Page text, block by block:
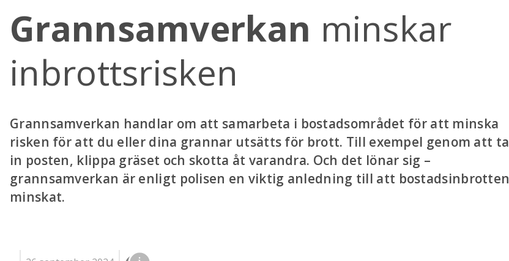
Grannsamverkan minskar
inbrottsrisken
Grannsamverkan handlar om att samarbeta i bostadsområdet för att minska
risken för att du eller dina grannar utsätts för brott. Till exempel genom att ta
in posten, klippa gräset och skotta åt varandra. Och det lönar sig –
grannsamverkan är enligt polisen en viktig anledning till att bostadsinbrotten
minskat.